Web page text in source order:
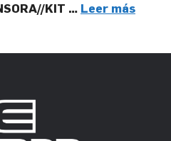
KIT … Leer más